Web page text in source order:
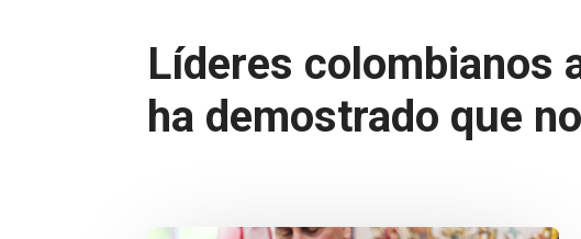
Líderes colombianos
ha demostrado que